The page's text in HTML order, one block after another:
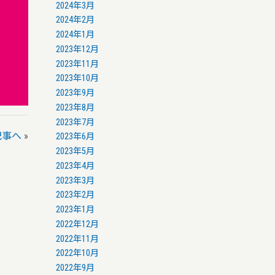
へ »
2024年3月
2024年2月
2024年1月
2023年12月
2023年11月
2023年10月
2023年9月
2023年8月
2023年7月
2023年6月
2023年5月
2023年4月
2023年3月
2023年2月
2023年1月
2022年12月
2022年11月
2022年10月
2022年9月